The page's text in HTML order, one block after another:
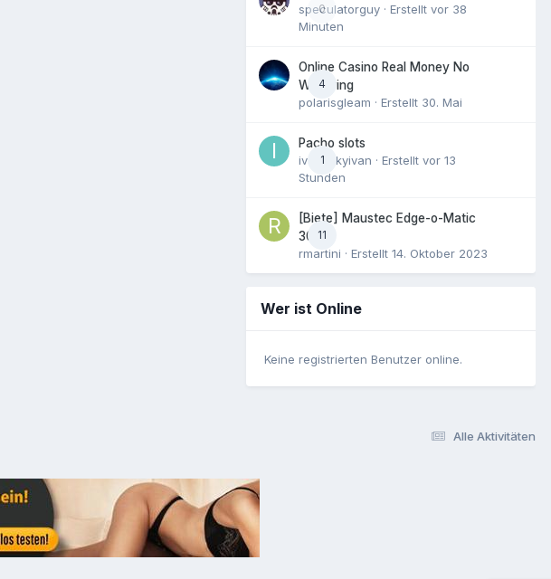
0
speculatorguy · Erstellt vor 38
Minuten
4
Online Casino Real Money No
Wagering
polarisgleam · Erstellt 30. Mai
1
Pacho slots
ivanovkyivan · Erstellt vor 13
Stunden
11
[Biete] Maustec Edge-o-Matic
3000
rmartini · Erstellt 14. Oktober 2023
Wer ist Online
Keine registrierten Benutzer online.
Alle Aktivitäten